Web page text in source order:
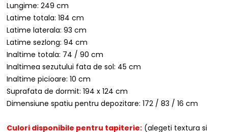
Lungime: 249 cm
Latime totala: 184 cm
Latime laterala: 93 cm
Latime sezlong: 94 cm
Inaltime totala: 74 / 90 cm
Inaltimea sezutului fata de sol: 45 cm
Inaltime picioare: 10 cm
Suprafata de dormit: 194 x 124 cm
Dimensiune spatiu pentru depozitare: 172 / 83 / 16 cm
Culori disponibile pentru tapiterie: (alegeti textura si